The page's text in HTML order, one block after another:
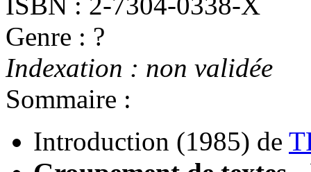
Genre : ?
Indexation : non validée
Sommaire :
Introduction (1985) de